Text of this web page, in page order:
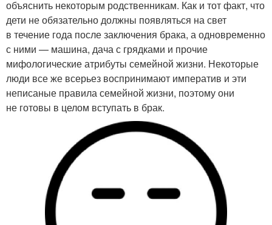
объяснить некоторым родственникам. Как и тот факт, что
дети не обязательно должны появляться на свет
в течение года после заключения брака, а одновременно
с ними — машина, дача с грядками и прочие
мифологические атрибуты семейной жизни. Некоторые
люди все же всерьез воспринимают императив и эти
неписаные правила семейной жизни, поэтому они
не готовы в целом вступать в брак.